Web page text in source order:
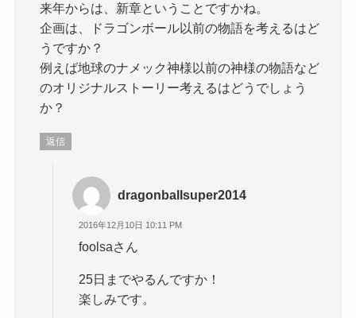
来年からは、新章ということですかね。
企画は、ドラゴンボール以前の物語を考えるはど
うですか？
例えば地球のナメック神様以前の神様の物語など
のオリジナルストーリー考えるはどうでしょう
か？
返信
dragonballsuper2014
2016年12月10日 10:11 PM
foolsaさん
25日までやるんですか！
楽しみです。